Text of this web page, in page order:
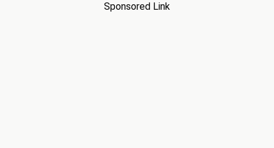
Sponsored Link